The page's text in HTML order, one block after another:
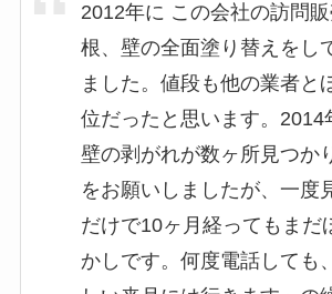
2012年に この会社の訪問
根、壁の全面塗り替えをし
ました。値段も他の業者と
位だったと思います。2014
壁の剥がれが数ヶ所見つか
をお願いしましたが、一度
だけで10ヶ月経ってもまだ
かしです。何度電話しても